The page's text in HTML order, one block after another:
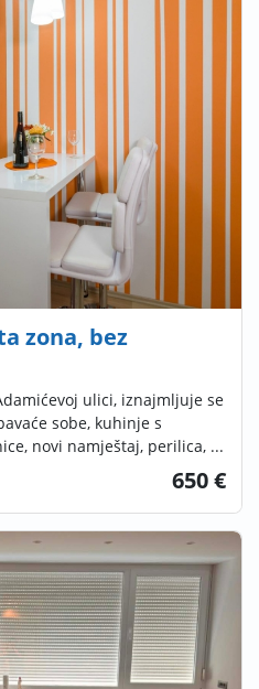
zona, bez
ulici, iznajmljuje se
sobe, kuhinje s
novi namještaj, perilica, ...
650 €